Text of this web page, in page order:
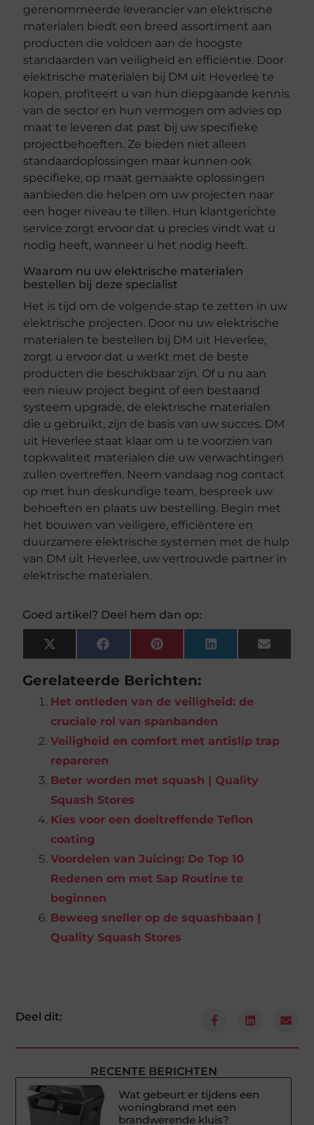
gerenommeerde leverancier van elektrische
materialen biedt een breed assortiment aan
producten die voldoen aan de hoogste
standaarden van veiligheid en efficiëntie. Door
elektrische materialen bij DM uit Heverlee te
kopen, profiteert u van hun diepgaande kennis
van de sector en hun vermogen om advies op
maat te leveren dat past bij uw specifieke
projectbehoeften. Ze bieden niet alleen
standaardoplossingen maar kunnen ook
specifieke, op maat gemaakte oplossingen
aanbieden die helpen om uw projecten naar
een hoger niveau te tillen. Hun klantgerichte
service zorgt ervoor dat u precies vindt wat u
nodig heeft, wanneer u het nodig heeft.
Waarom nu uw elektrische materialen
bestellen bij deze specialist
Het is tijd om de volgende stap te zetten in uw
elektrische projecten. Door nu uw elektrische
materialen te bestellen bij DM uit Heverlee,
zorgt u ervoor dat u werkt met de beste
producten die beschikbaar zijn. Of u nu aan
een nieuw project begint of een bestaand
systeem upgrade, de elektrische materialen
die u gebruikt, zijn de basis van uw succes. DM
uit Heverlee staat klaar om u te voorzien van
topkwaliteit materialen die uw verwachtingen
zullen overtreffen. Neem vandaag nog contact
op met hun deskundige team, bespreek uw
behoeften en plaats uw bestelling. Begin met
het bouwen van veiligere, efficiëntere en
duurzamere elektrische systemen met de hulp
van DM uit Heverlee, uw vertrouwde partner in
elektrische materialen.
Goed artikel? Deel hem dan op:
X
(Twitter)
FacebookPinterestLinkedInEmail
Gerelateerde Berichten:
Het ontleden van de veiligheid: de
cruciale rol van spanbanden
Veiligheid en comfort met antislip trap
repareren
Beter worden met squash | Quality
Squash Stores
Kies voor een doeltreffende Teflon
coating
Voordelen van Juicing: De Top 10
Redenen om met Sap Routine te
beginnen
Beweeg sneller op de squashbaan |
Quality Squash Stores
Deel dit:
RECENTE BERICHTEN
Wat gebeurt er tijdens een
woningbrand met een
brandwerende kluis?